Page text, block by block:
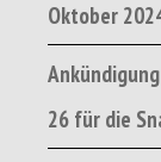
Oktober
26 für die